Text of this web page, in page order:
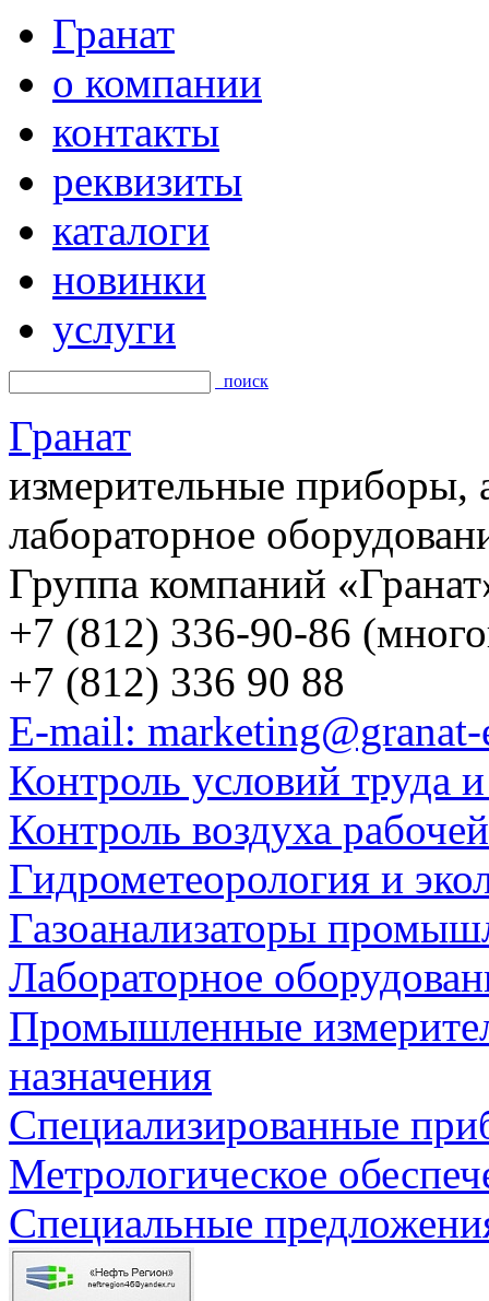
Гранат
о компании
контакты
реквизиты
каталоги
новинки
услуги
поиск
Гранат
измерительные приборы,
лабораторное
Группа компаний
+7 (812) 336-90-86
+7 (812) 336 90 88
E-mail:
Контроль условий труда
Контроль воздуха
Гидрометеорология и
Газоанализаторы
Лабораторное
Промышленные
назначения
Специализированные
Метрологическое
Специальные